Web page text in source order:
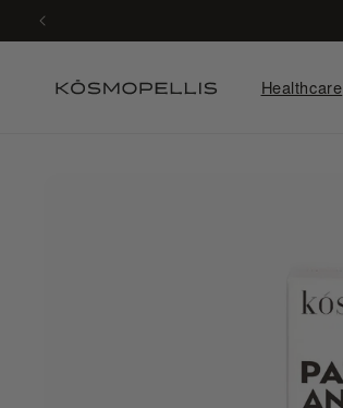
Skip to
content
Healthcare